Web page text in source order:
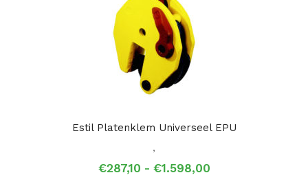
Estil Platenklem Universeel EPU
,
€287,10 - €1.598,00Prijsklasse: